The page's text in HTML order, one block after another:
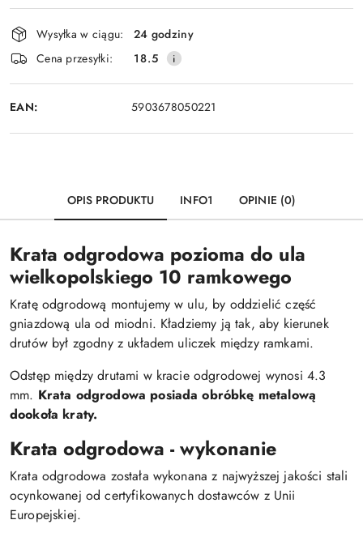
Wyślij
Dostępność
i
dostawa
Wysyłka w ciągu:
24 godziny
Cena przesyłki:
18.5
EAN: 5903678050221
OPIS PRODUKTU INFO1 OPINIE (0)
Krata odgrodowa pozioma do ula
wielkopolskiego 10 ramkowego
Kratę odgrodową montujemy w ulu, by oddzielić część
gniazdową ula od miodni. Kładziemy ją tak, aby kierunek
drutów był zgodny z układem uliczek między ramkami.
Odstęp między drutami w kracie odgrodowej wynosi 4.3
mm. Krata odgrodowa posiada obróbkę metalową
dookoła kraty.
Krata odgrodowa - wykonanie
Krata odgrodowa została wykonana z najwyższej jakości stali
ocynkowanej od certyfikowanych dostawców z Unii
Europejskiej.